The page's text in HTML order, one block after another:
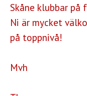
Skåne klubbar
Ni är mycket
på toppnivå!
Mvh